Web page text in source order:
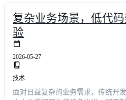
复杂业务场景，低代
验
2026-05-27
技术
面对日益复杂的业务需求，传统开